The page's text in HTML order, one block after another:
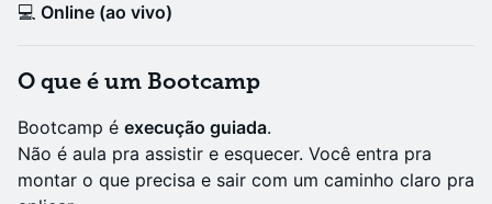
💻 Online (ao vivo)
O que é um Bootcamp
Bootcamp é execução guiada.
Não é aula pra assistir e esquecer. Você entra pra
montar o que precisa e sair com um caminho claro pra